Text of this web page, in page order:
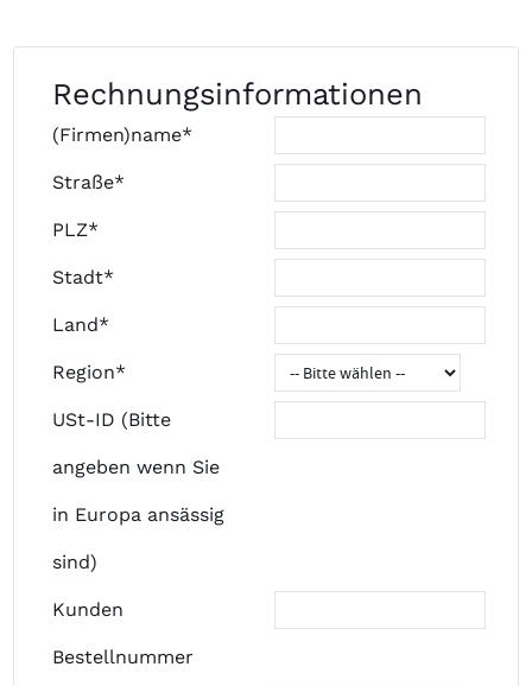
Rechnungsinformationen
(Firmen)name*
Straße*
PLZ*
Stadt*
Land*
Region*
USt-ID (Bitte
angeben wenn Sie
in Europa ansässig
sind)
Kunden
Bestellnummer